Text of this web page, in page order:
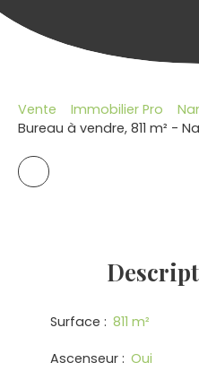
Vente Immobilier Pro
Bureau à vendre, 811 m² -
Surface : 811 m²
Ascenseur : Oui